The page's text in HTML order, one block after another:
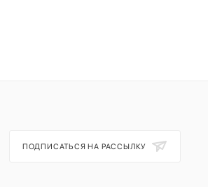
ПОДПИСАТЬСЯ НА РАССЫЛКУ